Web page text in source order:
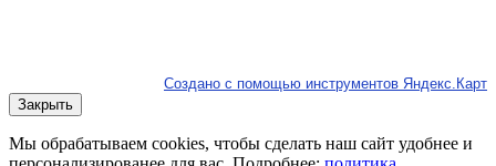
Создано с помощью инструментов Яндекс.Карт
Закрыть
Мы обрабатываем cookies, чтобы сделать наш сайт удобнее и